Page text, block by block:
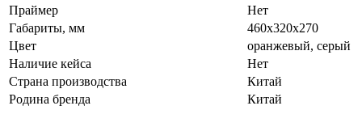
Праймер
Нет
Габариты, мм
460х320х270
Цвет
оранжевый, серый
Наличие кейса
Нет
Страна производства
Китай
Родина бренда
Китай